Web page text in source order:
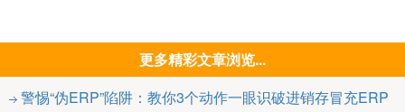
更多精彩文章浏览...
警惕“伪ERP”陷阱：教你3个动作一眼识破进销存冒充ERP